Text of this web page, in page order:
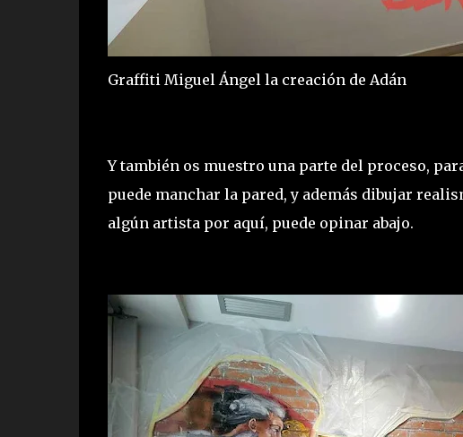
Graffiti Miguel Ángel la creación de Adán
Y también os muestro una parte del proceso,
puede manchar la pared, y además dibujar
algún artista por aquí, puede opinar abajo.